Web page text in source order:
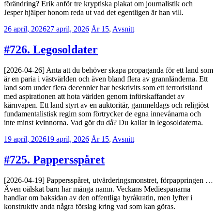
förändring? Erik anför tre kryptiska plakat om journalistik och
Jesper hjälper honom reda ut vad det egentligen är han vill.
26 april, 202627 april, 2026 Jesper
År 15, Avsnitt
#726. Legosoldater
[2026-04-26] Anta att du behöver skapa propaganda för ett land som
är en paria i västvärlden och även bland flera av grannländerna. Ett
land som under flera decennier har beskrivits som ett terroristland
med aspirationen att hota världen genom införskaffandet av
kärnvapen. Ett land styrt av en auktoritär, gammeldags och religiöst
fundamentalistisk regim som förtrycker de egna innevånarna och
inte minst kvinnorna. Vad gör du då? Du kallar in legosoldaterna.
19 april, 202619 april, 2026 Jesper
År 15, Avsnitt
#725. Pappersspåret
[2026-04-19] Pappersspåret, utvärderingsmonstret, förpappringen …
Även oälskat barn har många namn. Veckans Mediespanarna
handlar om baksidan av den offentliga byråkratin, men lyfter i
konstruktiv anda några förslag kring vad som kan göras.